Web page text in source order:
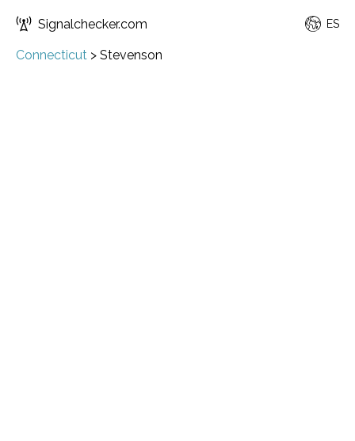
Signalchecker.com ES
Connecticut > Stevenson